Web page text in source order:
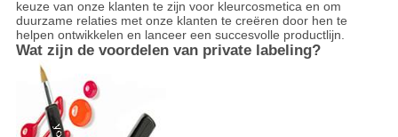
keuze van onze klanten te zijn voor kleurcosmetica en om
duurzame relaties met onze klanten te creëren door hen te
helpen ontwikkelen en lanceer een succesvolle productlijn.
Wat zijn de voordelen van private labeling?